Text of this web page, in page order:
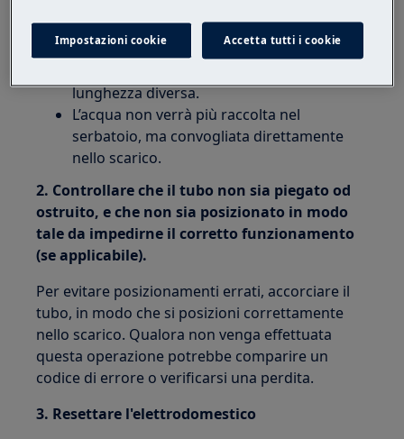
sul retro dell’asciugabiancheria.
Dovrebbe essere estratto ed esteso
lunghezza diversa.
L’acqua non verrà più raccolta nel
serbatoio, ma convogliata direttamente
nello scarico.
2. Controllare che il tubo non sia piegato od
ostruito, e che non sia posizionato in modo
tale da impedirne il corretto funzionamento
(se applicabile).
Per evitare posizionamenti errati, accorciare il
tubo, in modo che si posizioni correttamente
nello scarico. Qualora non venga effettuata
questa operazione potrebbe comparire un
codice di errore o verificarsi una perdita.
3. Resettare l'elettrodomestico
Impostazioni cookie Accetta tutti i cookie